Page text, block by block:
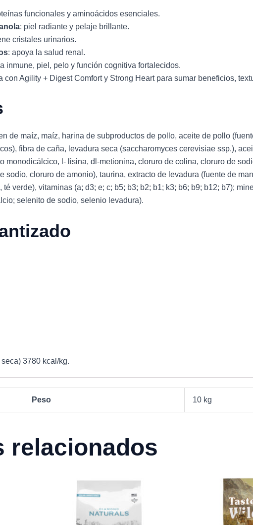
funcionales y aminoácidos esenciales.
: piel radiante y pelaje brillante.
cristales urinarios.
: apoya la salud renal.
inmune, piel, pelo y función cognitiva fortalecidos.
con Agility + Digest Comfort y Strong Heart para sumar beneficios,
de maíz, maíz, harina de subproductos de pollo, aceite de pollo
fibra de caña, levadura seca (saccharomyces cerevisiae ssp.),
monodicálcico, l- lisina, dl-metionina, cloruro de colina, cloruro de
sodio, cloruro de amonio), taurina, extracto de levadura (fuente de
té verde), vitaminas (a; d3; e; c; b5; b3; b2; b1; k3; b6; b9; b12; b7);
selenito de sodio, selenio levadura).
3780 kcal/kg.
Peso 10 kg
relacionados